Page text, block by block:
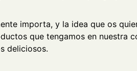
importa, y la idea que os
que tengamos en nuestra
deliciosos.